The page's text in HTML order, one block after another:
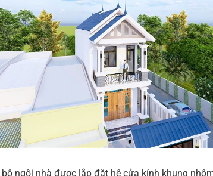
ngôi nhà được lắp đặt hệ cửa kính khung